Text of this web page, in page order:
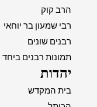
הרב קוק
רבי שמעון בר יוחאי
רבנים שונים
תמונות רבנים ביחד
יהדות
בית המקדש